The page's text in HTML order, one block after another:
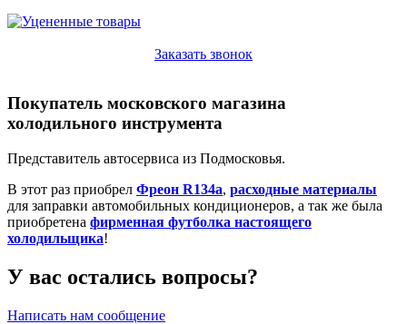
Заказать звонок
Покупатель московского магазина
холодильного инструмента
Представитель автосервиса из Подмосковья.
В этот раз приобрел Фреон R134a, расходные материалы
для заправки автомобильных кондиционеров, а так же была
приобретена фирменная футболка настоящего
холодильщика!
У вас остались вопросы?
Написать нам сообщение